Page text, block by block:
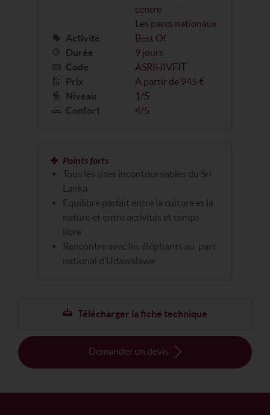
centre
Les parcs nationaux
Activité
Best Of
Durée
9 jours
Code
ASRIHIVFIT
Prix
A partir de 945 €
Niveau
1/5
Confort
4/5
Points forts
Tous les sites incontournables du Sri
Lanka
Equilibre parfait entre la culture et la
nature et entre activités et temps
libre
Rencontre avec les éléphants au parc
national d’Udawalawe
Télécharger la fiche technique
Demander un devis